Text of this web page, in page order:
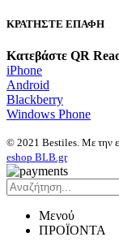
ΚΡΑΤΗΣΤΕ ΕΠΑΦΗ
Κατεβάστε QR
iPhone
Android
Blackberry
Windows Phone
© 2021 Bestiles. Με την
eshop BLB.gr
Μενού
ΠΡΟΪΟΝΤΑ